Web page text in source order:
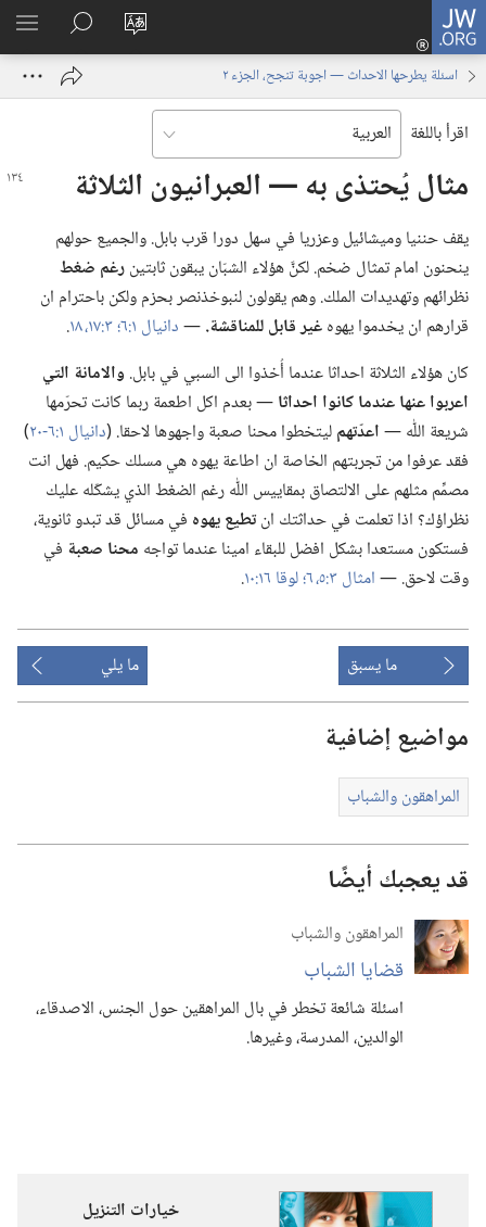
JW.ORG
تغيير
الموقع
تسجيل
الدخول
نافذة
البحث
في
JW.‎ORG
اسئلة يطرحها الاحداث — اجوبة تنجح، الجزء ٢
اقرأ باللغة
مثال يُحتذى به —‏ العبرانيون الثلاثة
يقف حننيا وميشائيل وعزريا في سهل دورا قرب بابل.‏ والجميع حولهم
ينحنون امام تمثال ضخم.‏ لكنَّ هؤلاء الشبّان يبقون ثابتينرغم ضغط
نظرائهم وتهديدات الملك.‏ وهم يقولون لنبوخذنصر بحزم ولكن باحترام ان
قرارهم ان يخدموا يهوهغير قابل للمناقشة.‏—‏دانيال ١:‏٦؛‏
‏.‏
كان هؤلاء الثلاثة احداثا عندما أُخذوا الى السبي في بابل.‏ والامانة التي
اعربوا عنها عندما كانوا احداثا—‏ بعدم اكل اطعمة ربما كانت تحرّمها
شريعة اللّٰه —‏اعدّتهمليتخطوا محنا صعبة واجهوها لاحقا.‏ (‏دانيال ١:‏​٦-‏٢٠
‏)‏
فقد عرفوا من تجربتهم الخاصة ان اطاعة يهوه هي مسلك حكيم.‏ فهل انت
مصمِّم مثلهم على الالتصاق بمقاييس اللّٰه رغم الضغط الذي يشكّله عليك
نظراؤك؟‏ اذا تعلمت في حداثتك انتطيع يهوه في مسائل قد تبدو ثانوية،‏
فستكون مستعدا بشكل افضل للبقاء امينا عندما تواجه محنا صعبة في
وقت لاحق.‏ —‏امثال ٣:‏​٥،‏ ٦؛‏ لوقا ١٦:‏١٠ ‏.‏
ما يسبق ما يلي
مواضيع إضافية
المراهقون والشباب
قد يعجبك أيضًا
المراهقون والشباب
قضايا الشباب
اسئلة شائعة تخطر في بال المراهقين حول الجنس،‏ الاصدقاء،‏
الوالدين،‏ المدرسة،‏ وغيرها.‏
خيارات التنزيل